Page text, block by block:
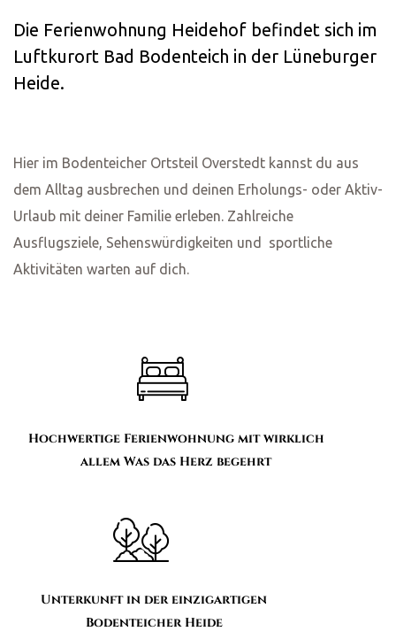
Die Ferienwohnung Heidehof befindet sich im
Luftkurort Bad Bodenteich in der Lüneburger
Heide.
Hier im Bodenteicher Ortsteil Overstedt kannst du aus
dem Alltag ausbrechen und deinen Erholungs- oder Aktiv-
Urlaub mit deiner Familie erleben. Zahlreiche
Ausflugsziele, Sehenswürdigkeiten und sportliche
Aktivitäten warten auf dich.
Hochwertige Ferienwohnung mit wirklich
allem Was das Herz begehrt
Unterkunft in der einzigartigen
Bodenteicher Heide